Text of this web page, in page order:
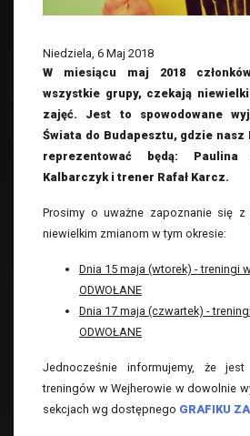
Niedziela, 6 Maj 2018
W miesiącu maj 2018
wszystkie grupy, czekają
zajęć. Jest to spowodowane
Świata do Budapesztu, gdzie nasz
reprezentować będą: Paulina
Kalbarczyk i trener Rafał Karcz.
Prosimy o uważne zapoznanie się z
niewielkim zmianom w tym okresie:
Dnia 15 maja (wtorek) - treningi
ODWOŁANE
Dnia 17 maja (czwartek) -
ODWOŁANE
Jednocześnie informujemy, że
treningów w Wejherowie w dowolnie
sekcjach wg dostępnego GRAFIKU